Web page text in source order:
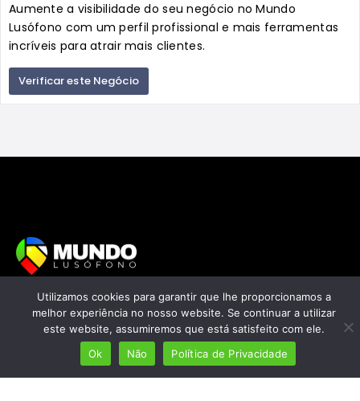
Aumente a visibilidade do seu negócio no Mundo
Lusófono com um perfil profissional e mais ferramentas
incríveis para atrair mais clientes.
Verificar este Negócio
Mais de 7 milhões de lusófonos
Mais de 2000 lugares cadastrados
Presença em 8 países
Utilizamos cookies para garantir que lhe proporcionamos a
melhor experiência no nosso website. Se continuar a utilizar
este website, assumiremos que está satisfeito com ele.
Ok
Não Política de Privacidade